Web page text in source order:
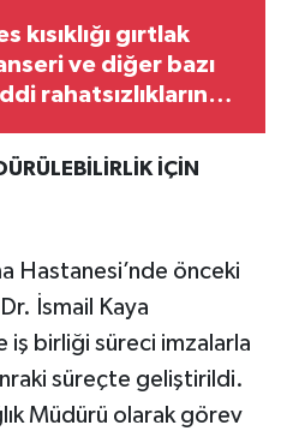
kısıklığı gırtlak
ve diğer bazı
rahatsızlıkların
İÇİN
Hastanesi’nde önceki
İsmail Kaya
iş birliği süreci imzalarla
süreçte geliştirildi.
Müdürü olarak görev